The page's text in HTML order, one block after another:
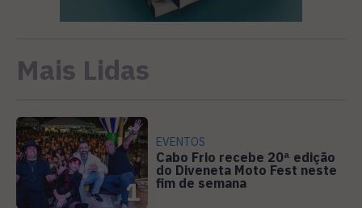
Mais Lidas
1
EVENTOS
Cabo Frio recebe 20ª edição
do Diveneta Moto Fest neste
fim de semana